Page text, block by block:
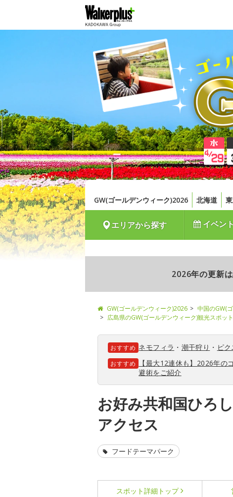
GW(ゴールデンウィーク)2026 北海道
エリアから探す イベン
2026年の更新
GW(ゴールデンウィーク)2026 中国のGW(
広島県のGW(ゴールデンウィーク)観光スポット
おすすめ ネモフィラ ・ 潮干狩り ・ ピ
おすすめ
【最大12連休も】2026年の
避術をご紹介
お好み共和国ひろ
アクセス
フードテーマパーク
スポット詳細 トップ